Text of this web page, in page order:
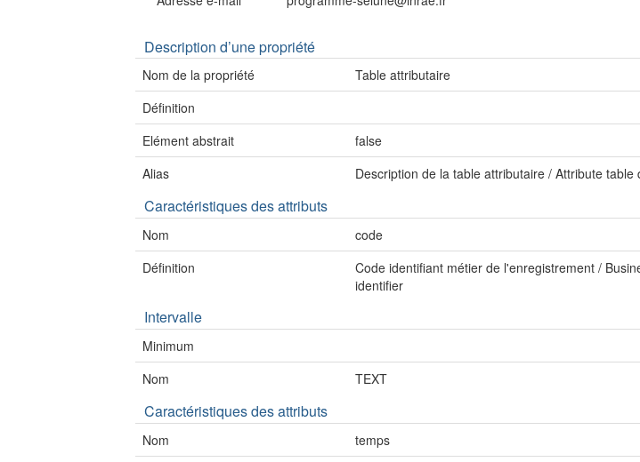
Description d’une propriété
Nom de la propriété
Table attributaire
Définition
Elément abstrait
false
Alias
Description de la table attributaire / Attribute table
Caractéristiques des attributs
Nom
code
Définition
Code identifiant métier de l'enregistrement /
identifier
Intervalle
Minimum
Nom
TEXT
Caractéristiques des attributs
Nom
temps